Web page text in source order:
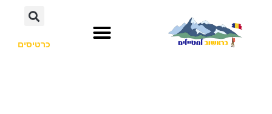
כרטיסים